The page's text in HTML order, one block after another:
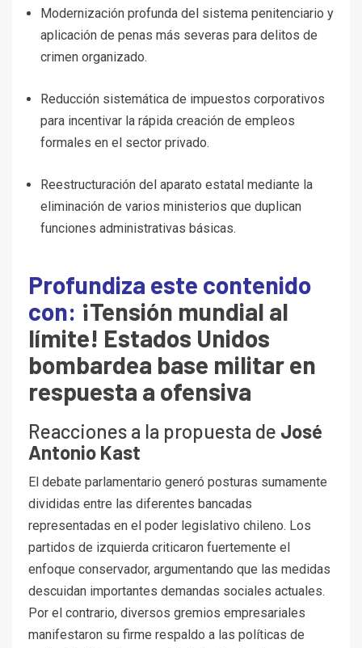
Modernización profunda del sistema penitenciario y
aplicación de penas más severas para delitos de
crimen organizado.
Reducción sistemática de impuestos corporativos
para incentivar la rápida creación de empleos
formales en el sector privado.
Reestructuración del aparato estatal mediante la
eliminación de varios ministerios que duplican
funciones administrativas básicas.
Profundiza este contenido
con: ¡Tensión mundial al
límite! Estados Unidos
bombardea base militar en
respuesta a ofensiva
Reacciones a la propuesta de José
Antonio Kast
El debate parlamentario generó posturas sumamente
divididas entre las diferentes bancadas
representadas en el poder legislativo chileno. Los
partidos de izquierda criticaron fuertemente el
enfoque conservador, argumentando que las medidas
descuidan importantes demandas sociales actuales.
Por el contrario, diversos gremios empresariales
manifestaron su firme respaldo a las políticas de